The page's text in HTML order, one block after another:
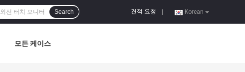
Korean
견적 요청
Search
모든 케이스